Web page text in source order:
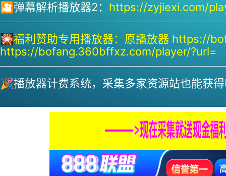
🎦弹幕解析播放器2： https://zyjiexi.com/
🎇福利赞助专用播放器： 原播放器 https://
https://bofang.360bffxz.com/player/?url=
🎉播放器计费系统，采集多家资源站也能获